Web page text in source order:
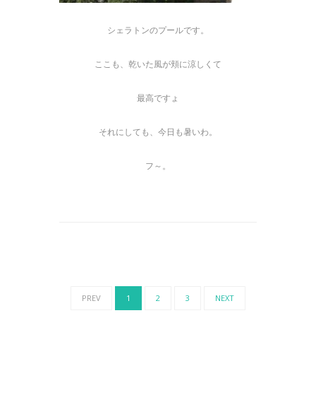
シェラトンのプールです。
ここも、乾いた風が頬に涼しくて
最高ですょ
それにしても、今日も暑いわ。
フ～。
PREV 1 2 3 NEXT